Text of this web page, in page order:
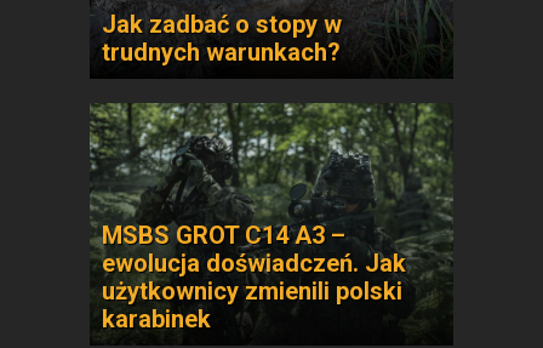
Jak zadbać o stopy w
trudnych warunkach?
MSBS GROT C14 A3 –
ewolucja doświadczeń. Jak
użytkownicy zmienili polski
karabinek